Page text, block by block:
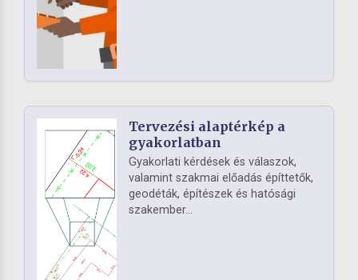
Tervezési alaptérkép a
gyakorlatban
Gyakorlati kérdések és válaszok,
valamint szakmai előadás építtetők,
geodéták, építészek és hatósági
szakember...